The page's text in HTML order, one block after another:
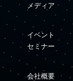
メディア
イベント
セミナー
会社概要